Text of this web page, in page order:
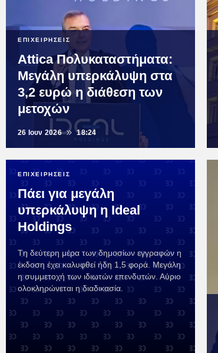
ΕΠΙΧΕΙΡΗΣΕΙΣ
Attica Πολυκαταστήματα:
Μεγάλη υπερκάλυψη στα
3,2 ευρώ η διάθεση των
μετοχών
26 Ιουν 2026 18:24
ΕΠΙΧΕΙΡΗΣΕΙΣ
Πάει για μεγάλη
υπερκάλυψη η Ideal
Holdings
Tη δεύτερη μέρα των δημοσίων εγγραφών η
έκδοση έχει καλυφθεί ήδη 1,5 φορά. Μεγάλη
η συμμετοχή των ιδιωτών επενδυτών. Αύριο
ολοκληρώνεται η διαδικασία.